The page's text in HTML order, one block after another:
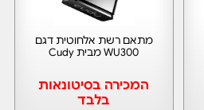
מתאם רשת אלחוטית דגם
WU300 מבית Cudy
המכירה בסיטונאות
בלבד